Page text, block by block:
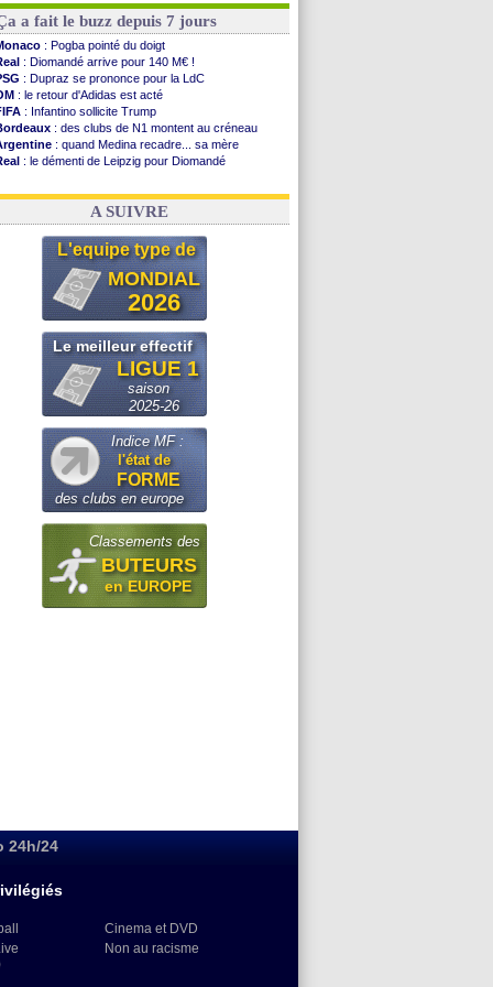
a fait le buzz depuis 7 jours
: Pogba pointé du doigt
: Diomandé arrive pour 140 M€ !
: Dupraz se prononce pour la LdC
: le retour d'Adidas est acté
: Infantino sollicite Trump
: des clubs de N1 montent au créneau
: quand Medina recadre... sa mère
: le démenti de Leipzig pour Diomandé
: Paixão attire un 2e club anglais
A SUIVRE
L'equipe type de
MONDIAL
2026
Le meilleur effectif
LIGUE 1
saison
2025-26
Indice MF :
l'état de
FORME
des clubs en europe
Classements des
BUTEURS
en EUROPE
24h/24
Cinema et DVD
Non au racisme